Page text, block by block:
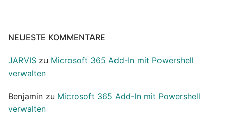
NEUESTE KOMMENTARE
JARVIS zu Microsoft 365 Add-In mit Powershell
verwalten
Benjamin zu Microsoft 365 Add-In mit Powershell
verwalten